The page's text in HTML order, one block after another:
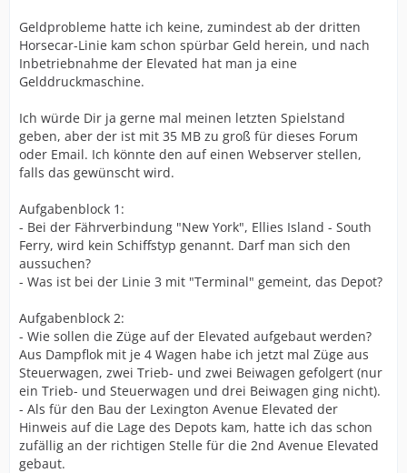
Geldprobleme hatte ich keine, zumindest ab der dritten
Horsecar-Linie kam schon spürbar Geld herein, und nach
Inbetriebnahme der Elevated hat man ja eine
Gelddruckmaschine.
Ich würde Dir ja gerne mal meinen letzten Spielstand
geben, aber der ist mit 35 MB zu groß für dieses Forum
oder Email. Ich könnte den auf einen Webserver stellen,
falls das gewünscht wird.
Aufgabenblock 1:
- Bei der Fährverbindung "New York", Ellies Island - South
Ferry, wird kein Schiffstyp genannt. Darf man sich den
aussuchen?
- Was ist bei der Linie 3 mit "Terminal" gemeint, das Depot?
Aufgabenblock 2:
- Wie sollen die Züge auf der Elevated aufgebaut werden?
Aus Dampflok mit je 4 Wagen habe ich jetzt mal Züge aus
Steuerwagen, zwei Trieb- und zwei Beiwagen gefolgert (nur
ein Trieb- und Steuerwagen und drei Beiwagen ging nicht).
- Als für den Bau der Lexington Avenue Elevated der
Hinweis auf die Lage des Depots kam, hatte ich das schon
zufällig an der richtigen Stelle für die 2nd Avenue Elevated
gebaut.